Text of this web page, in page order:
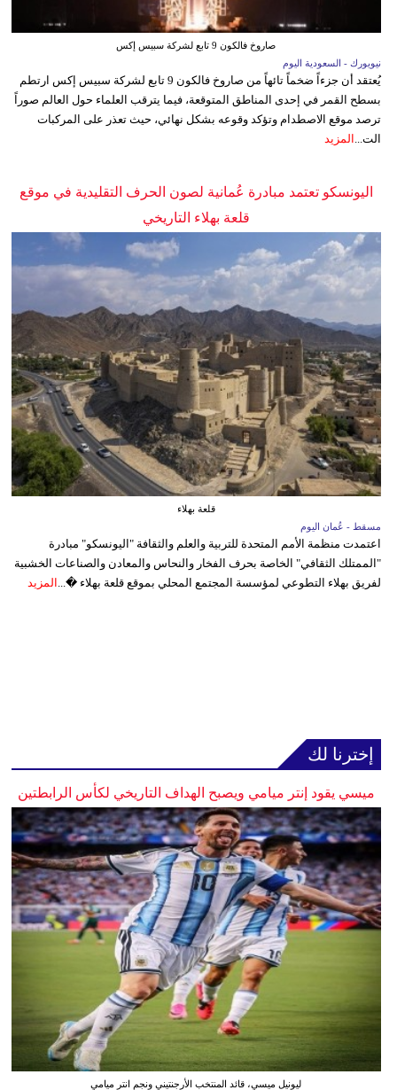
صاروخ فالكون 9 تابع لشركة سبيس إكس
نيويورك - السعودية اليوم
يُعتقد أن جزءاً ضخماً تائهاً من صاروخ فالكون 9 تابع لشركة سبيس إكس ارتطم
بسطح القمر في إحدى المناطق المتوقعة، فيما يترقب العلماء حول العالم صوراً
ترصد موقع الاصطدام وتؤكد وقوعه بشكل نهائي، حيث تعذر على المركبات
الت... المزيد
اليونسكو تعتمد مبادرة عُمانية لصون الحرف التقليدية في موقع
قلعة بهلاء التاريخي
قلعة بهلاء
مسقط - عُمان اليوم
اعتمدت منظمة الأمم المتحدة للتربية والعلم والثقافة "اليونسكو" مبادرة
"الممتلك الثقافي" الخاصة بحرف الفخار والنحاس والمعادن والصناعات الخشبية
لفريق بهلاء التطوعي لمؤسسة المجتمع المحلي بموقع قلعة بهلاء �... المزيد
إخترنا لك
ميسي يقود إنتر ميامي ويصبح الهداف التاريخي لكأس الرابطتين
ليونيل ميسي، قائد المنتخب الأرجنتيني ونجم انتر ميامي